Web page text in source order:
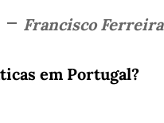
Francisco Ferreira
em Portugal?